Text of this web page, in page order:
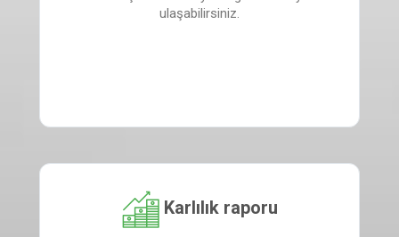
ulaşabilirsiniz.
Karlılık raporu